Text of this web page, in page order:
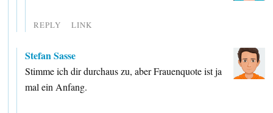
REPLY LINK
Stefan Sasse
Stimme ich dir durchaus zu, aber Frauenquote ist ja
mal ein Anfang.